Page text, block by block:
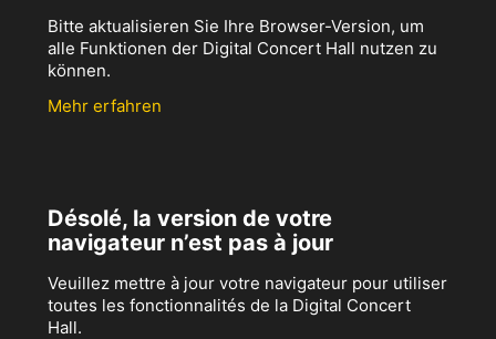
Bitte aktualisieren Sie Ihre Browser-Version, um
alle Funktionen der Digital Concert Hall nutzen zu
können.
Mehr erfahren
Désolé, la version de votre
navigateur n’est pas à jour
Veuillez mettre à jour votre navigateur pour utiliser
toutes les fonctionnalités de la Digital Concert
Hall.